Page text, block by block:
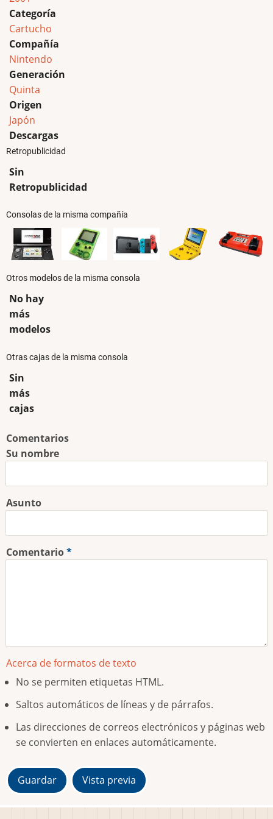
Categoría
Cartucho
Compañía
Nintendo
Generación
Quinta
Origen
Japón
Descargas
Retropublicidad
Sin
Retropublicidad
Consolas de la misma compañía
Otros modelos de la misma consola
No hay
más
modelos
Otras cajas de la misma consola
Sin
más
cajas
Comentarios
Su nombre
Asunto
Comentario
Acerca de formatos de texto
No se permiten etiquetas HTML.
Saltos automáticos de líneas y de párrafos.
Las direcciones de correos electrónicos y páginas web
se convierten en enlaces automáticamente.